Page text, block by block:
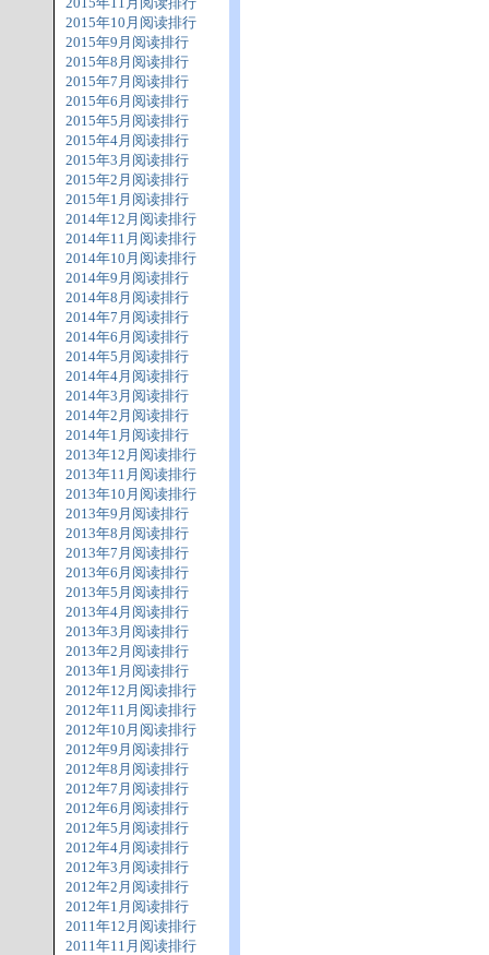
2015年10月阅读排行
2015年9月阅读排行
2015年8月阅读排行
2015年7月阅读排行
2015年6月阅读排行
2015年5月阅读排行
2015年4月阅读排行
2015年3月阅读排行
2015年2月阅读排行
2015年1月阅读排行
2014年12月阅读排行
2014年11月阅读排行
2014年10月阅读排行
2014年9月阅读排行
2014年8月阅读排行
2014年7月阅读排行
2014年6月阅读排行
2014年5月阅读排行
2014年4月阅读排行
2014年3月阅读排行
2014年2月阅读排行
2014年1月阅读排行
2013年12月阅读排行
2013年11月阅读排行
2013年10月阅读排行
2013年9月阅读排行
2013年8月阅读排行
2013年7月阅读排行
2013年6月阅读排行
2013年5月阅读排行
2013年4月阅读排行
2013年3月阅读排行
2013年2月阅读排行
2013年1月阅读排行
2012年12月阅读排行
2012年11月阅读排行
2012年10月阅读排行
2012年9月阅读排行
2012年8月阅读排行
2012年7月阅读排行
2012年6月阅读排行
2012年5月阅读排行
2012年4月阅读排行
2012年3月阅读排行
2012年2月阅读排行
2012年1月阅读排行
2011年12月阅读排行
2011年11月阅读排行